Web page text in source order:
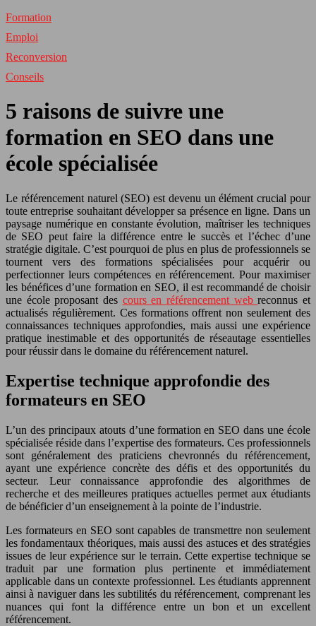
Formation
Emploi
Reconversion
Conseils
5 raisons de suivre une
formation en SEO dans une
école spécialisée
Le référencement naturel (SEO) est devenu un élément crucial pour
toute entreprise souhaitant développer sa présence en ligne. Dans un
paysage numérique en constante évolution, maîtriser les techniques
de SEO peut faire la différence entre le succès et l’échec d’une
stratégie digitale. C’est pourquoi de plus en plus de professionnels se
tournent vers des formations spécialisées pour acquérir ou
perfectionner leurs compétences en référencement. Pour maximiser
les bénéfices d’une formation en SEO, il est recommandé de choisir
une école proposant des cours en référencement webreconnus et
actualisés régulièrement. Ces formations offrent non seulement des
connaissances techniques approfondies, mais aussi une expérience
pratique inestimable et des opportunités de réseautage essentielles
pour réussir dans le domaine du référencement naturel.
Expertise technique approfondie des
formateurs en SEO
L’un des principaux atouts d’une formation en SEO dans une école
spécialisée réside dans l’expertise des formateurs. Ces professionnels
sont généralement des praticiens chevronnés du référencement,
ayant une expérience concrète des défis et des opportunités du
secteur. Leur connaissance approfondie des algorithmes de
recherche et des meilleures pratiques actuelles permet aux étudiants
de bénéficier d’un enseignement à la pointe de l’industrie.
Les formateurs en SEO sont capables de transmettre non seulement
les fondamentaux théoriques, mais aussi des astuces et des stratégies
issues de leur expérience sur le terrain. Cette expertise technique se
traduit par une formation plus pertinente et immédiatement
applicable dans un contexte professionnel. Les étudiants apprennent
ainsi à naviguer dans les subtilités du référencement, comprenant les
nuances qui font la différence entre un bon et un excellent
référencement.